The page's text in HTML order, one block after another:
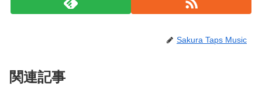
Sakura Taps Music
関連記事